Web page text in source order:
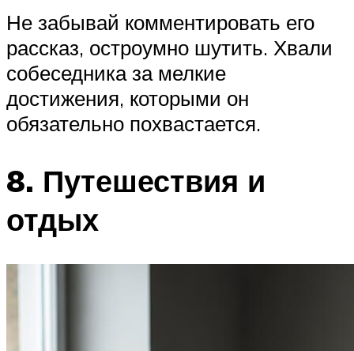
Не забывай комментировать его
рассказ, остроумно шутить. Хвали
собеседника за мелкие
достижения, которыми он
обязательно похвастается.
8. Путешествия и
отдых